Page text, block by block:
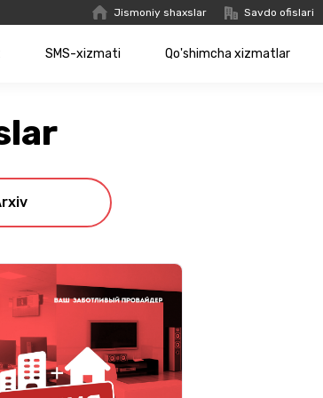
Jismoniy shaxslar Savdo ofislari
SMS-xizmati Qo'shimcha xizmatlar